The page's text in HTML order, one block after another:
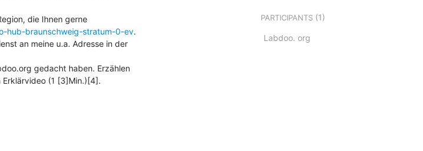
die Ihnen gerne
hub-braunschweig-stratum-0-ev.
an meine u.a. Adresse in der
gedacht haben. Erzählen
Erklärvideo (1 [3]Min.)[4].
PARTICIPANTS(1)
Labdoo. org